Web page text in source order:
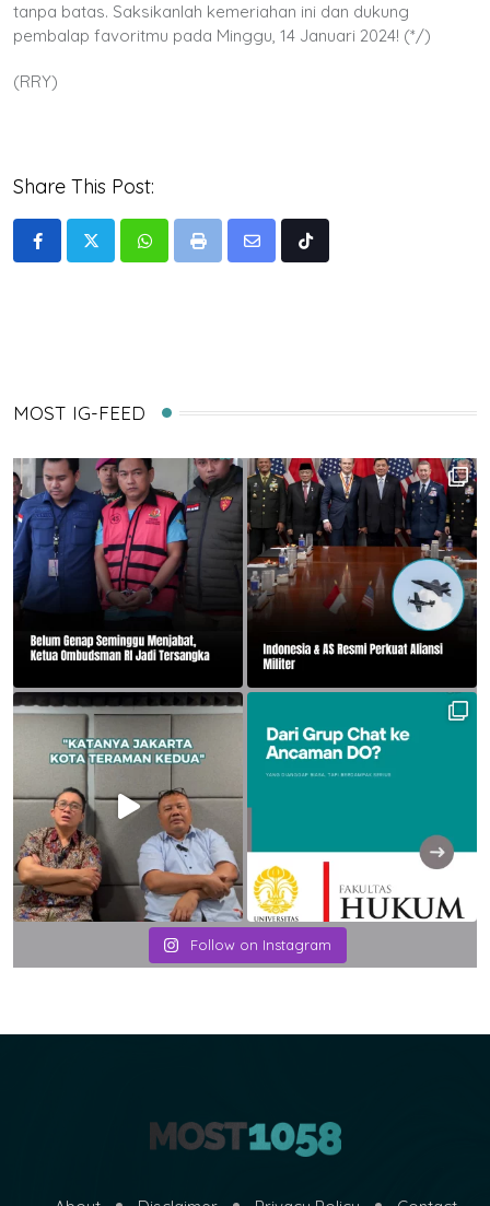
tanpa batas. Saksikanlah kemeriahan ini dan dukung
pembalap favoritmu pada Minggu, 14 Januari 2024! (*/)
(RRY)
Share This Post:
WhatsappPrint
Share
Tiktok
MOST IG-FEED
Follow on Instagram